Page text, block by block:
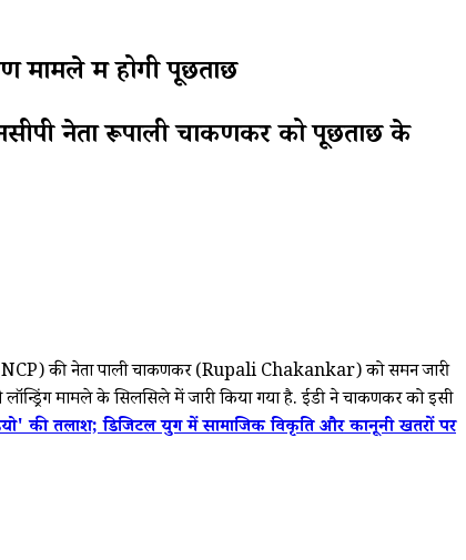
मामले में होगी पूछताछ
नेता रूपाली चाकणकर को पूछताछ के
की नेता रूपाली चाकणकर (Rupali Chakankar) को समन जारी
मामले के सिलसिले में जारी किया गया है. ईडी ने चाकणकर को इसी
तलाश; डिजिटल युग में सामाजिक विकृति और कानूनी खतरों पर